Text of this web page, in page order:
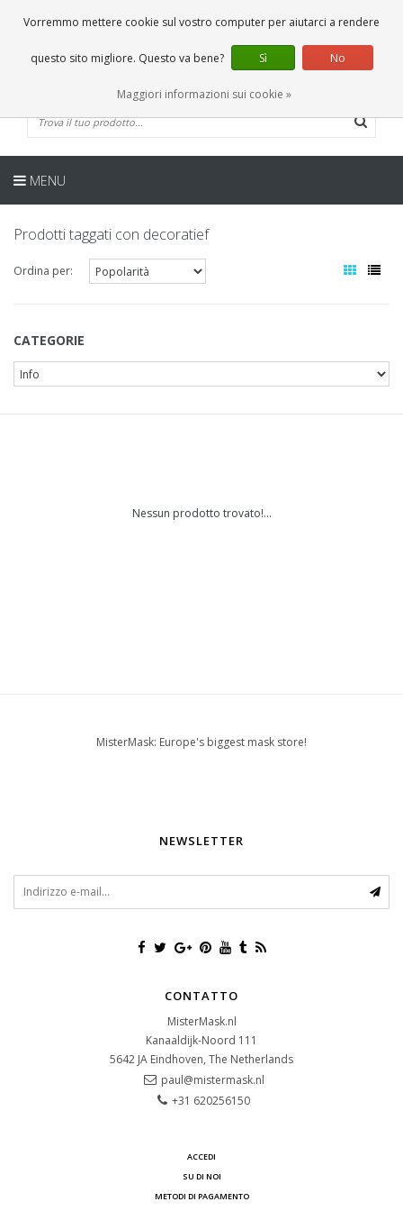
0 Articoli
IT
MENU
Prodotti taggati con decoratief
Ordina per:
CATEGORIE
Nessun prodotto trovato!...
MisterMask: Europe's biggest mask store!
NEWSLETTER
CONTATTO
MisterMask.nl
Kanaaldijk-Noord 111
5642 JA Eindhoven, The Netherlands
paul@mistermask.nl
+31 620256150
ACCEDI
SU DI NOI
METODI DI PAGAMENTO
Vorremmo mettere cookie sul vostro computer per aiutarci a rendere
questo sito migliore. Questo va bene? Sì No
Maggiori informazioni sui cookie »